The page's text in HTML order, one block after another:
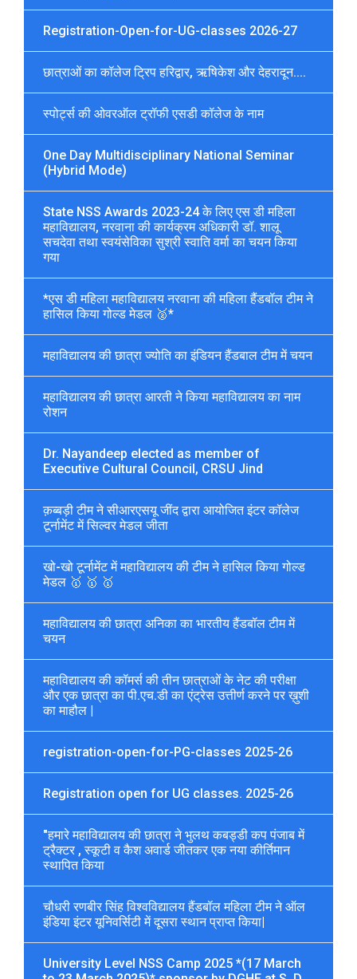
Registration-Open-for-UG-classes 2026-27
छात्राओं का कॉलेज ट्रिप हरिद्वार, ऋषिकेश और देहरादून....
स्पोर्ट्स की ओवरऑल ट्रॉफी एसडी कॉलेज के नाम
One Day Multidisciplinary National Seminar
(Hybrid Mode)
State NSS Awards 2023-24 के लिए एस डी महिला
महाविद्यालय, नरवाना की कार्यक्रम अधिकारी डॉ. शालू
सचदेवा तथा स्वयंसेविका सुश्री स्वाति वर्मा का चयन किया
गया
*एस डी महिला महाविद्यालय नरवाना की महिला हैंडबॉल टीम ने
हासिल किया गोल्ड मेडल 🥈*
महाविद्यालय की छात्रा ज्योति का इंडियन हैंडबाल टीम में चयन
महाविद्यालय की छात्रा आरती ने किया महाविद्यालय का नाम
रोशन
Dr. Nayandeep elected as member of
Executive Cultural Council, CRSU Jind
क़ब्बड़ी टीम ने सीआरएसयू जींद द्वारा आयोजित इंटर कॉलेज
टूर्नामेंट में सिल्वर मेडल जीता
खो-खो टूर्नामेंट में महाविद्यालय की टीम ने हासिल किया गोल्ड
मेडल 🥇 🥇 🥇
महाविद्यालय की छात्रा अनिका का भारतीय हैंडबॉल टीम में
चयन
महाविद्यालय की कॉमर्स की तीन छात्राओं के नेट की परीक्षा
और एक छात्रा का पी.एच.डी का एंट्रेस उत्तीर्ण करने पर ख़ुशी
का माहौल |
registration-open-for-PG-classes 2025-26
Registration open for UG classes. 2025-26
"हमारे महाविद्यालय की छात्रा ने भुलथ कबड्डी कप पंजाब में
ट्रैक्टर , स्कूटी व कैश अवार्ड जीतकर एक नया कीर्तिमान
स्थापित किया
चौधरी रणबीर सिंह विश्वविद्यालय हैंडबॉल महिला टीम ने ऑल
इंडिया इंटर यूनिवर्सिटी में दूसरा स्थान प्राप्त किया|
University Level NSS Camp 2025 *(17 March